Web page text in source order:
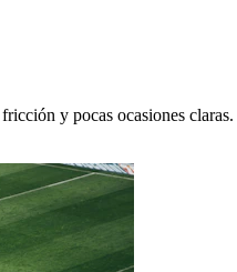
y pocas ocasiones